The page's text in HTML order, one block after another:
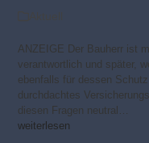
ANZEIGE Der Bauherr ist
verantwortlich und später,
ebenfalls für dessen
durchdachtes
diesen Fragen neutral…
weiterlesen